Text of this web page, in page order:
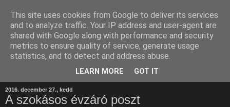
2016. december 27., kedd
A szokásos évzáró poszt
This site uses cookies from Google to deliver its services
and to analyze traffic. Your IP address and user-agent are
shared with Google along with performance and security
metrics to ensure quality of service, generate usage
statistics, and to detect and address abuse.
LEARN MORE GOT IT